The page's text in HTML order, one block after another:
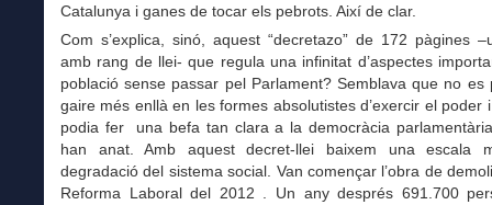
Catalunya i ganes de tocar els pebrots. Així de clar.
Com s’explica, sinó, aquest “decretazo” de 172 pàgines
amb rang de llei- que regula una infinitat d’aspectes
població sense passar pel Parlament? Semblava que no es
gaire més enllà en les formes absolutistes d’exercir el poder
podia fer una befa tan clara a la democràcia
han anat. Amb aquest decret-llei baixem una escala
degradació del sistema social. Van començar l’obra de
Reforma Laboral del 2012 . Un any després 691.700